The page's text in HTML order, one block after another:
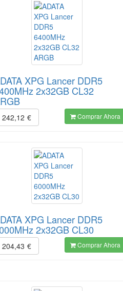
XPG Lancer DDR5
2x32GB CL32
242,12 € Comprar Ahora
XPG Lancer DDR5
2x32GB CL30
204,43 € Comprar Ahora